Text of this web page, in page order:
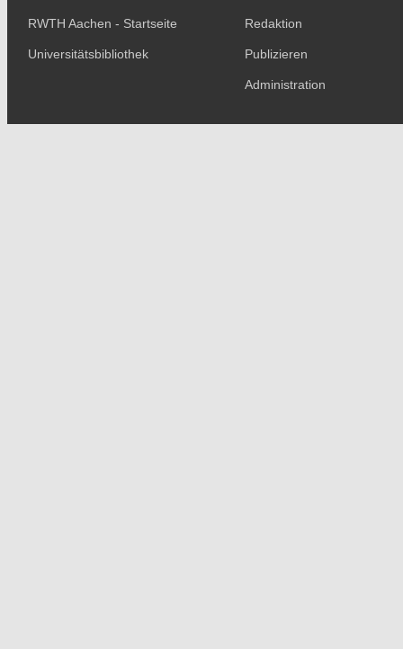
RWTH Aachen - Startseite
Universitätsbibliothek
Redaktion
Publizieren
Administration